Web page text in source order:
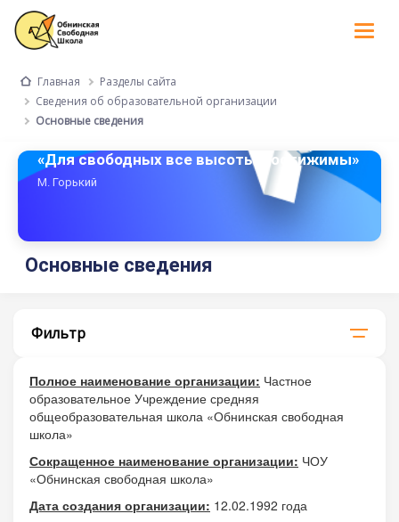
Главная
Разделы сайта
Сведения об образовательной организации
Основные сведения
«Для свободных все высоты достижимы»
М. Горький
Основные сведения
Фильтр
Полное наименование организации: Частное
образовательное Учреждение средняя
общеобразовательная школа «Обнинская свободная
школа»
Сокращенное наименование организации: ЧОУ
«Обнинская свободная школа»
Дата создания организации: 12.02.1992 года